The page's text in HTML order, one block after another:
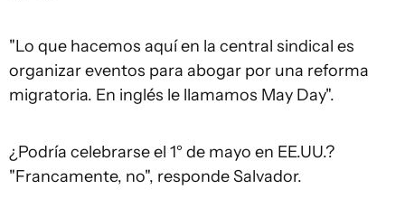
"Lo que hacemos aquí en la central sindical es
organizar eventos para abogar por una reforma
migratoria. En inglés le llamamos May Day".
¿Podría celebrarse el 1° de mayo en EE.UU.?
"Francamente, no", responde Salvador.